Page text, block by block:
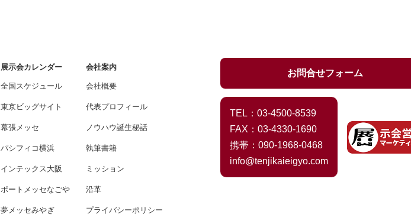
展示会カレンダー
全国スケジュール
東京ビッグサイト
幕張メッセ
パシフィコ横浜
インテックス大阪
ポートメッセなごや
夢メッセみやぎ
会社案内
会社概要
代表プロフィール
ノウハウ誕生秘話
執筆書籍
ミッション
沿革
プライバシーポリシー
お問合せフォーム
TEL：03-4500-8539
FAX：03-4330-1690
携帯：090-1968-0468
info@tenjikaieigyo.com